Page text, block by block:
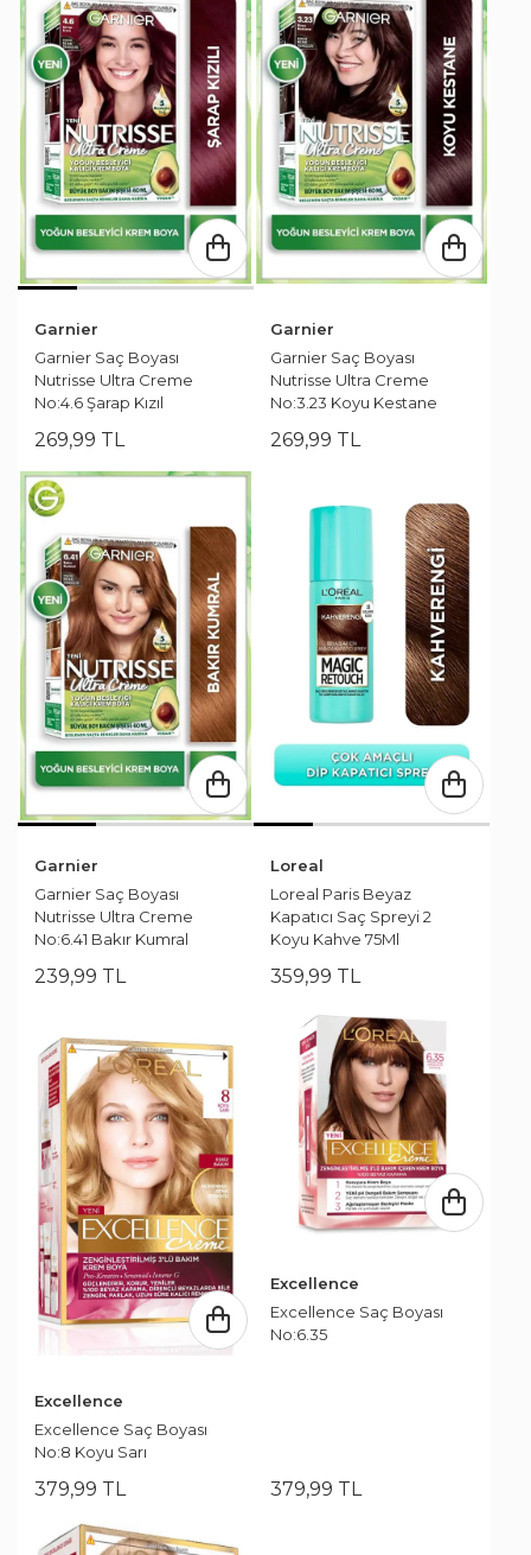
Garnier
Garnier Saç Boyası
Nutrisse Ultra Creme
No:4.6 Şarap Kızıl
269,99 TL
Garnier
Garnier Saç Boyası
Nutrisse Ultra Creme
No:3.23 Koyu Kestane
269,99 TL
Garnier
Garnier Saç Boyası
Nutrisse Ultra Creme
No:6.41 Bakır Kumral
239,99 TL
Loreal
Loreal Paris Beyaz
Kapatıcı Saç Spreyi 2
Koyu Kahve 75Ml
359,99 TL
Excellence
Excellence Saç Boyası
No:8 Koyu Sarı
379,99 TL
Excellence
Excellence Saç Boyası
No:6.35
379,99 TL